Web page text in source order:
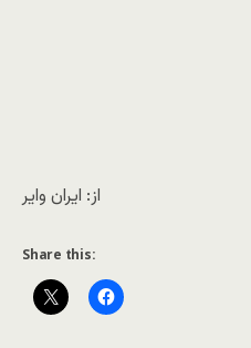
از: ایران وایر
Share this: